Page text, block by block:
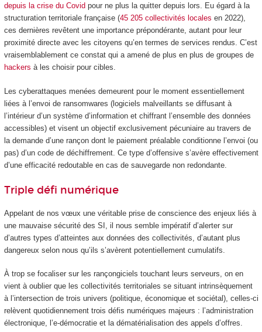
depuis la crise du Covid pour ne plus la quitter depuis lors. Eu égard à la
structuration territoriale française (45 205 collectivités locales en 2022),
ces dernières revêtent une importance prépondérante, autant pour leur
proximité directe avec les citoyens qu’en termes de services rendus. C’est
vraisemblablement ce constat qui a amené de plus en plus de groupes de
hackers à les choisir pour cibles.
Les cyberattaques menées demeurent pour le moment essentiellement
liées à l’envoi de ransomwares (logiciels malveillants se diffusant à
l’intérieur d’un système d’information et chiffrant l’ensemble des données
accessibles) et visent un objectif exclusivement pécuniaire au travers de
la demande d’une rançon dont le paiement préalable conditionne l’envoi (ou
pas) d’un code de déchiffrement. Ce type d’offensive s’avère effectivement
d’une efficacité redoutable en cas de sauvegarde non redondante.
Triple défi numérique
Appelant de nos vœux une véritable prise de conscience des enjeux liés à
une mauvaise sécurité des SI, il nous semble impératif d’alerter sur
d’autres types d’atteintes aux données des collectivités, d’autant plus
dangereux selon nous qu’ils s’avèrent potentiellement cumulatifs.
À trop se focaliser sur les rançongiciels touchant leurs serveurs, on en
vient à oublier que les collectivités territoriales se situant intrinsèquement
à l’intersection de trois univers (politique, économique et sociétal), celles-ci
relèvent quotidiennement trois défis numériques majeurs : l’administration
électronique, l’e-démocratie et la dématérialisation des appels d’offres.